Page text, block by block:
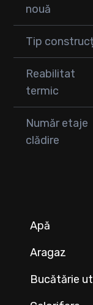
nouă
Tip
Reabilitat
termic
Număr etaje
clădire
Apă
Aragaz
Bucătărie